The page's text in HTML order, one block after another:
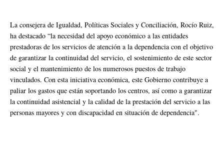
La consejera de Igualdad, Políticas Sociales y Conciliación, Rocío Ruiz,
ha destacado “la necesidad del apoyo económico a las entidades
prestadoras de los servicios de atención a la dependencia con el objetivo
de garantizar la continuidad del servicio, el sostenimiento de este sector
social y el mantenimiento de los numerosos puestos de trabajo
vinculados. Con esta iniciativa económica, este Gobierno contribuye a
paliar los gastos que están soportando los centros, así como a garantizar
la continuidad asistencial y la calidad de la prestación del servicio a las
personas mayores y con discapacidad en situación de dependencia".